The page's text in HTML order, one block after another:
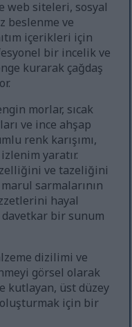
web siteleri, sosyal
beslenme ve
içerikleri için
bir incelik ve
kurarak çağdaş
morlar, sıcak
ve ince ahşap
renk karışımı,
yaratır.
ve tazeliğini
sarmalarının
hayal
davetkar bir sunum
dizilimi ve
görsel olarak
kutlayan, üst düzey
için bir